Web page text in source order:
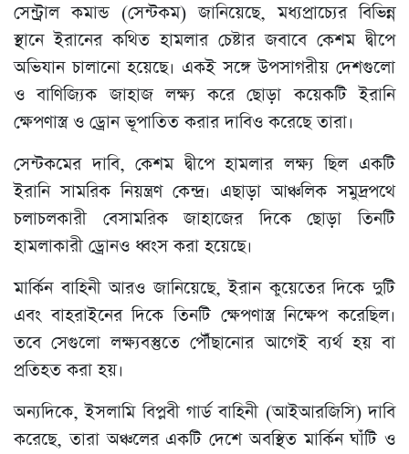
সেন্ট্রাল কমান্ড (সেন্টকম) জানিয়েছে, মধ্যপ্রাচ্যের বিভিন্ন
স্থানে ইরানের কথিত হামলার চেষ্টার জবাবে কেশম দ্বীপে
অভিযান চালানো হয়েছে। একই সঙ্গে উপসাগরীয় দেশগুলো
ও বাণিজ্যিক জাহাজ লক্ষ্য করে ছোড়া কয়েকটি ইরানি
ক্ষেপণাস্ত্র ও ড্রোন ভূপাতিত করার দাবিও করেছে তারা।
সেন্টকমের দাবি, কেশম দ্বীপে হামলার লক্ষ্য ছিল একটি
ইরানি সামরিক নিয়ন্ত্রণ কেন্দ্র। এছাড়া আঞ্চলিক সমুদ্রপথে
চলাচলকারী বেসামরিক জাহাজের দিকে ছোড়া তিনটি
হামলাকারী ড্রোনও ধ্বংস করা হয়েছে।
মার্কিন বাহিনী আরও জানিয়েছে, ইরান কুয়েতের দিকে দুটি
এবং বাহরাইনের দিকে তিনটি ক্ষেপণাস্ত্র নিক্ষেপ করেছিল।
তবে সেগুলো লক্ষ্যবস্তুতে পৌঁছানোর আগেই ব্যর্থ হয় বা
প্রতিহত করা হয়।
অন্যদিকে, ইসলামি বিপ্লবী গার্ড বাহিনী (আইআরজিসি) দাবি
করেছে, তারা অঞ্চলের একটি দেশে অবস্থিত মার্কিন ঘাঁটি ও